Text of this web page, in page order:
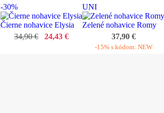
-30%
Čierne nohavice Elysia
34,90 €
24,43 €
UNI
Zelené nohavice Romy
37,90 €
-15% s kódom: NEW